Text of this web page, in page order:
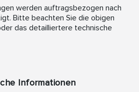
werden auftragsbezogen nach
Bitte beachten Sie die obigen
das detailliertere technische
Informationen